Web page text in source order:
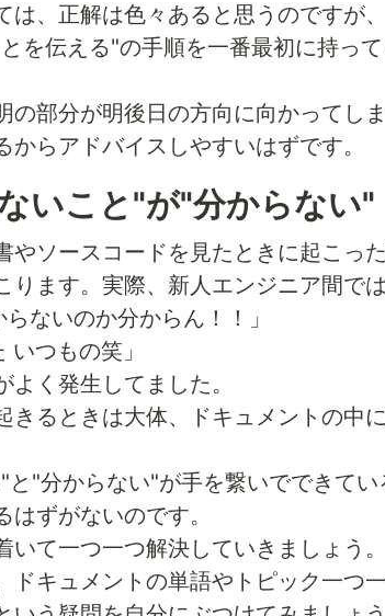
は、正解は色々あると思うのですが、
を伝える"の手順を一番最初に持っ
の部分が明後日の方向に向かってし
からアドバイスしやすいはずです。
いこと"が"分からない"
やソースコードを見たときに起こっ
ります。実際、新人エンジニア間では
ないのか分からん！！」
つもの笑」
よく発生してました。
きるときは大体、ドキュメントの中
"分からない"が手を繋いでできてい
はずがないのです。
いて一つ一つ解決していきましょう。
ドキュメントの単語やトピック一つ